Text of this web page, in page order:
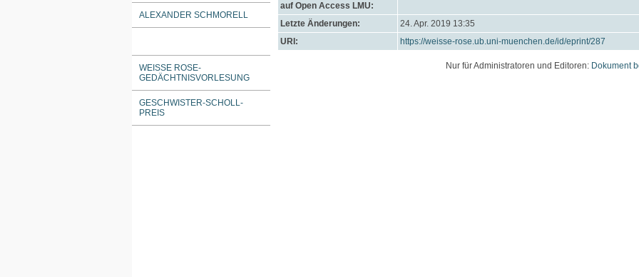
ALEXANDER SCHMORELL
WEISSE ROSE-G
EDÄCHTNISVORLESUNG
GESCHWISTER-SCHOLL-
PREIS
auf Open Access LMU:
Letzte Änderungen:
24. Apr. 2019 13:35
URI:
https://weisse-rose.ub.uni-muenchen.de/id/eprint/287
Nur für Administratoren und Editoren: Dokument